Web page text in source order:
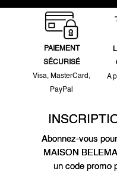
PAIEMENT
SÉCURISÉ
Visa, MasterCard,
PayPal
A
Abonnez-vous
MAISON
un code promo